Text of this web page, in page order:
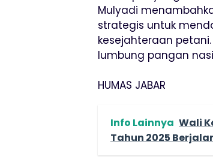
Mulyadi
strategis untuk
kesejahteraan
lumbung pangan
HUMAS JABAR
Info Lainnya Wali
Tahun 2025